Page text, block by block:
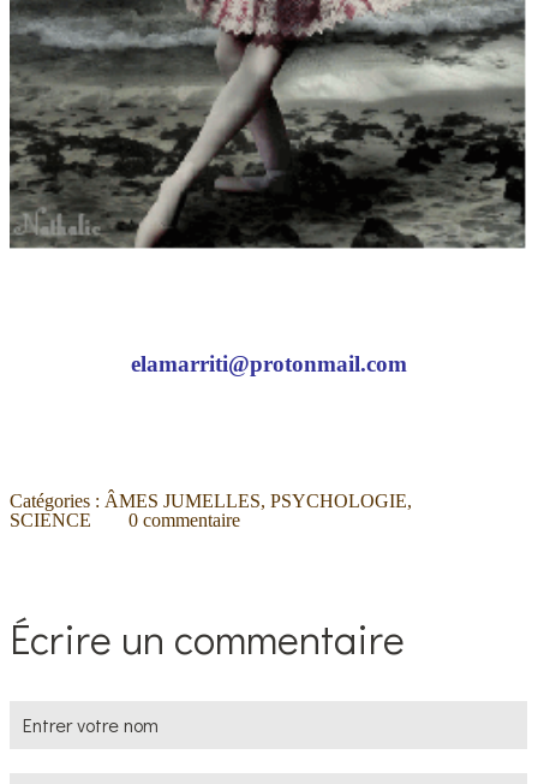
elamarriti@protonmail.com
Catégories : ÂMES JUMELLES,PSYCHOLOGIE,
SCIENCE
0 commentaire
Écrire un commentaire